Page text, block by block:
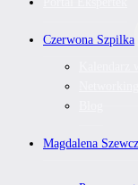
Czerwona Szpilka
Magdalena